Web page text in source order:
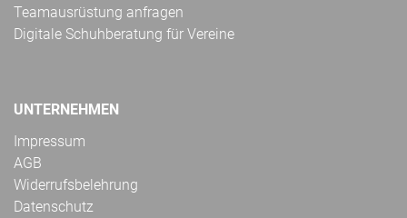
Teamausrüstung anfragen
Digitale Schuhberatung für Vereine
UNTERNEHMEN
Impressum
AGB
Widerrufsbelehrung
Datenschutz